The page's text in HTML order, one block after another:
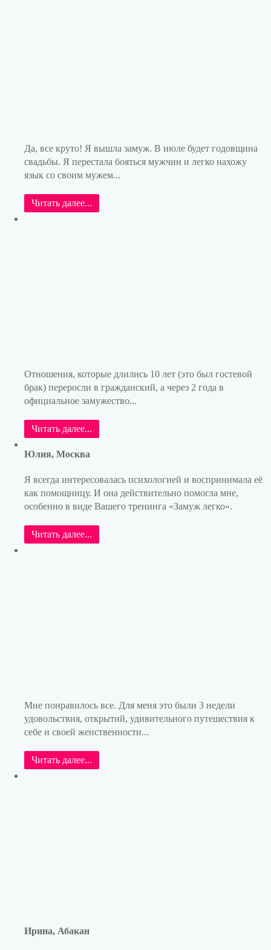
Да, все круто! Я вышла замуж. В июле будет годовщина
свадьбы. Я перестала бояться мужчин и легко нахожу
язык со своим мужем...
Читать далее...
Отношения, которые длились 10 лет (это был гостевой
брак) переросли в гражданский, а через 2 года в
официальное замужество...
Читать далее...
Юлия, Москва
Я всегда интересовалась психологией и воспринимала её
как помощницу. И она действительно помогла мне,
особенно в виде Вашего тренинга «Замуж легко».
Читать далее...
Мне понравилось все. Для меня это были 3 недели
удовольствия, открытий, удивительного путешествия к
себе и своей женственности...
Читать далее...
Ирина, Абакан